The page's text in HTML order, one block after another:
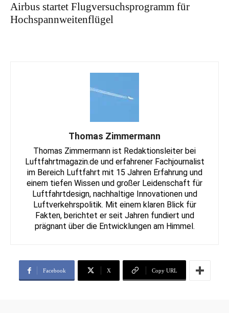
Airbus startet Flugversuchsprogramm für
Hochspannweitenflügel
Thomas Zimmermann
Thomas Zimmermann ist Redaktionsleiter bei
Luftfahrtmagazin.de und erfahrener Fachjournalist
im Bereich Luftfahrt mit 15 Jahren Erfahrung und
einem tiefen Wissen und großer Leidenschaft für
Luftfahrtdesign, nachhaltige Innovationen und
Luftverkehrspolitik. Mit einem klaren Blick für
Fakten, berichtet er seit Jahren fundiert und
prägnant über die Entwicklungen am Himmel.
Facebook X Copy URL